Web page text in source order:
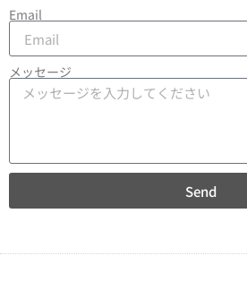
Email
メッセージ
Send